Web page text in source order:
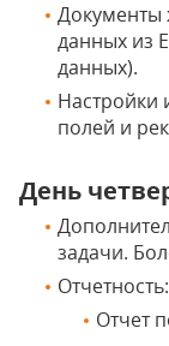
Документы
данных из
данных).
Настройки
полей и
День
задачи.
Отчетность:
Отчет